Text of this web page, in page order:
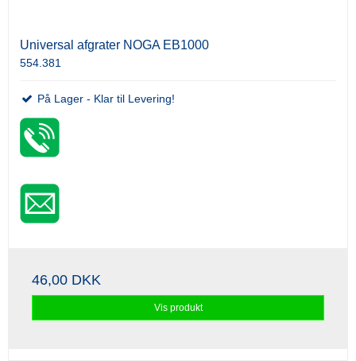
Universal afgrater NOGA EB1000
554.381
På Lager - Klar til Levering!
46,00 DKK
Vis produkt